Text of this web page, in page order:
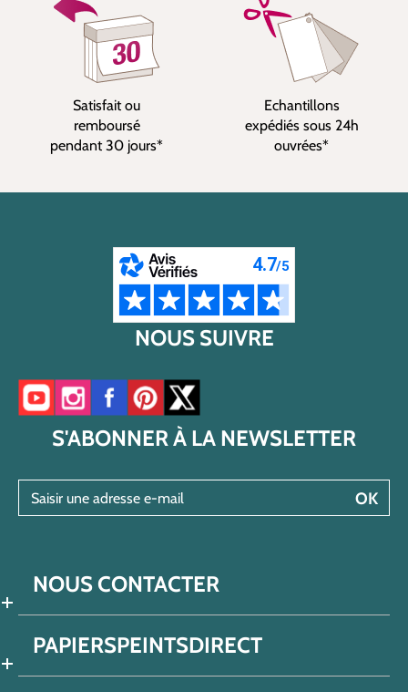
Satisfait ou
remboursé
pendant 30 jours*
Echantillons
expédiés sous 24h
ouvrées*
NOUS SUIVRE
Accéder à notre chaîne YouTube
Accéder à notre compte Instagram
Accéder à notre page Facebook
Accéder à notre compte Pinterest
Accéder à notre compte Twitter/X
S'ABONNER À LA NEWSLETTER
OK
NOUS CONTACTER
PAPIERSPEINTSDIRECT